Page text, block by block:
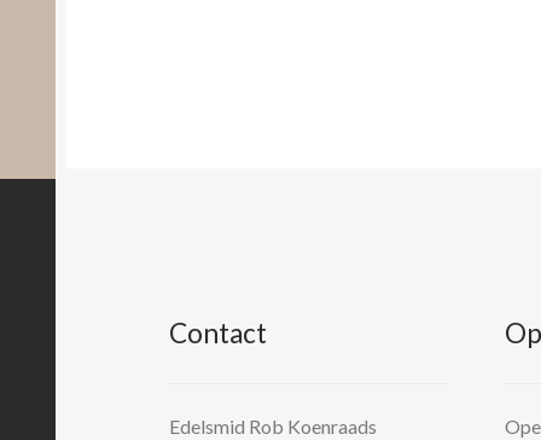
Contact
Edelsmid Rob Koenraads